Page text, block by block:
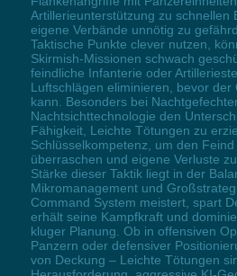
Artillerieunterstützung zu schnellen
eigene Verbände unnötig zu
Taktische Punkte clever nutzen,
Skirmish-Missionen schwach
feindliche Infanterie oder
Luftschlägen eliminieren, bevor der
kann. Besonders bei
Nachtsichttechnologie den
Fähigkeit, Leichte Tötungen zu
Schlüsselkompetenz, um den
überraschen und eigene Verluste
Stärke dieser Taktik liegt in der
Mikromanagement und
Command System meistert, spart
erhält seine Kampfkraft und
kluger Planung. Ob in offensiven
Panzern oder defensiver
von Deckung – Leichte Tötungen